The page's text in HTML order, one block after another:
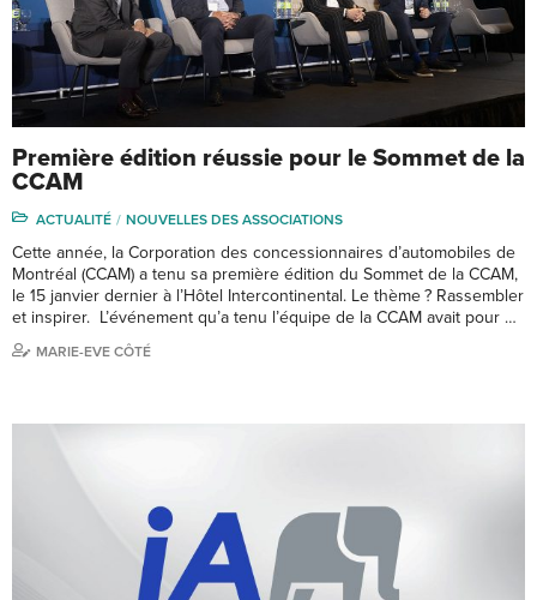
Première édition réussie pour le Sommet de la
CCAM
ACTUALITÉ NOUVELLES DES ASSOCIATIONS
Cette année, la Corporation des concessionnaires d’automobiles de
Montréal (CCAM) a tenu sa première édition du Sommet de la CCAM,
le 15 janvier dernier à l’Hôtel Intercontinental. Le thème ? Rassembler
et inspirer. L’événement qu’a tenu l’équipe de la CCAM avait pour …
MARIE-EVE CÔTÉ